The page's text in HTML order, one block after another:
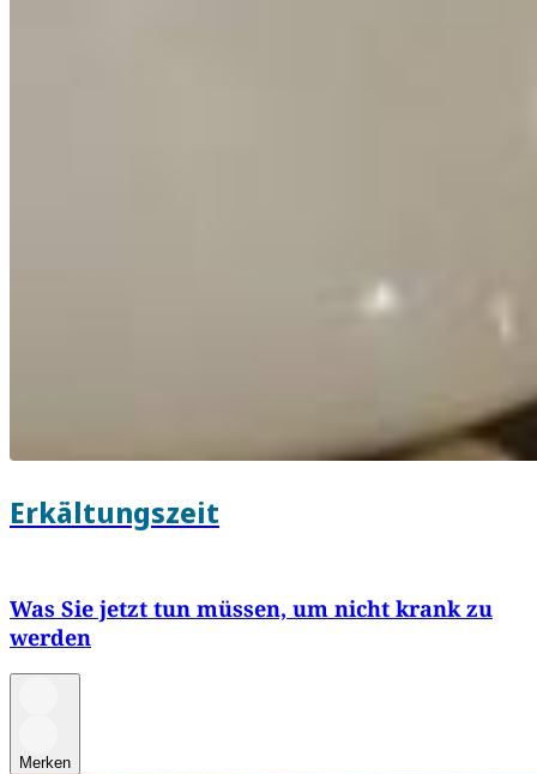
Erkältungszeit
Was Sie jetzt tun müssen, um nicht krank zu
werden
Merken